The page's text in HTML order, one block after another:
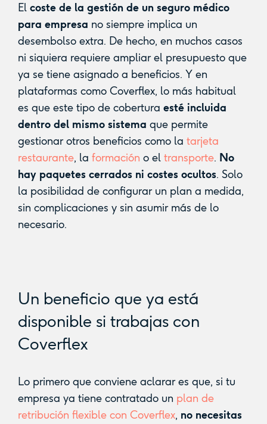
El coste de la gestión de un seguro médico
para empresa no siempre implica un
desembolso extra. De hecho, en muchos casos
ni siquiera requiere ampliar el presupuesto que
ya se tiene asignado a beneficios. Y en
plataformas como Coverflex, lo más habitual
es que este tipo de cobertura esté incluida
dentro del mismo sistema que permite
gestionar otros beneficios como la tarjeta
restaurante, la formación o el transporte. No
hay paquetes cerrados ni costes ocultos. Solo
la posibilidad de configurar un plan a medida,
sin complicaciones y sin asumir más de lo
necesario.
Un beneficio que ya está
disponible si trabajas con
Coverflex
Lo primero que conviene aclarar es que, si tu
empresa ya tiene contratado un plan de
retribución flexible con Coverflex, no necesitas